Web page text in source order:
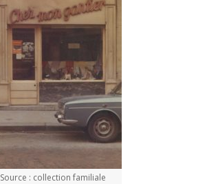
Source : collection familiale